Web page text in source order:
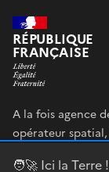
🧑‍🚀 Ici la
RÉPUBLIQUE
FRANÇAISE
A la fois agence
opérateur